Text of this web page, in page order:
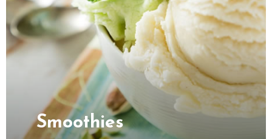
Smoothies